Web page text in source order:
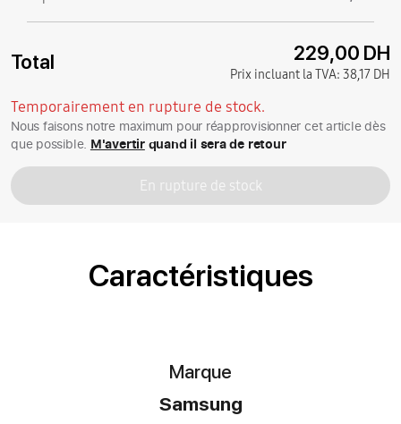
Total 229,00 DH
Prix incluant la TVA: 38,17 DH
Temporairement en rupture de stock.
Nous faisons notre maximum pour réapprovisionner cet article dès
que possible. M'avertirquand il sera de retour
En rupture de stock
Caractéristiques
Marque
Samsung